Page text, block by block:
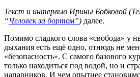
Текст и интервью Ирины Бобковой
“Человек за бортом”) далее.
Помимо сладкого слова «свобода» у
дыхания есть ещё одно, отнюдь не
«безопасность». С самого базового
только находиться под водой, но и
напарников. И чем опытнее